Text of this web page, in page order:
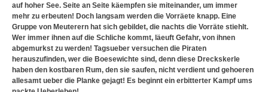
auf hoher See. Seite an Seite käempfen sie miteinander, um immer
mehr zu erbeuten! Doch langsam werden die Vorräete knapp. Eine
Gruppe von Meuterern hat sich gebildet, die nachts die Vorräte stiehlt.
Wer immer ihnen auf die Schliche kommt, läeuft Gefahr, von ihnen
abgemurkst zu werden! Tagsueber versuchen die Piraten
herauszufinden, wer die Boesewichte sind, denn diese Dreckskerle
haben den kostbaren Rum, den sie saufen, nicht verdient und gehoeren
allesamt ueber die Planke gejagt! Es beginnt ein erbitterter Kampf ums